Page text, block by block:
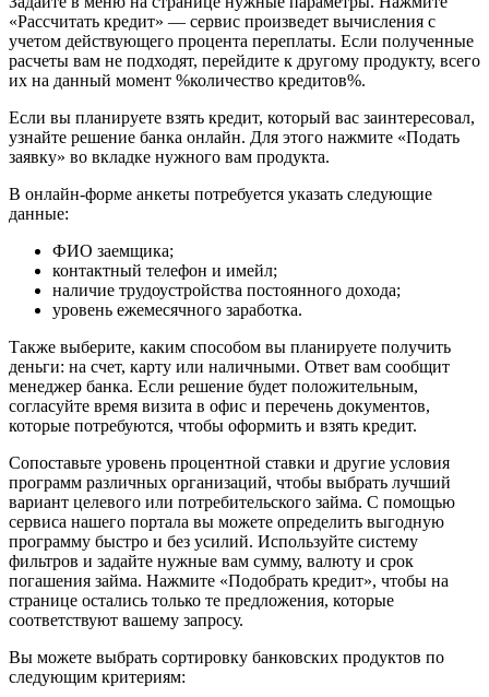
«Рассчитать кредит» — сервис произведет вычисления с
учетом действующего процента переплаты. Если полученные
расчеты вам не подходят, перейдите к другому продукту, всего
их на данный момент %количество кредитов%.
Если вы планируете взять кредит, который вас заинтересовал,
узнайте решение банка онлайн. Для этого нажмите «Подать
заявку» во вкладке нужного вам продукта.
В онлайн-форме анкеты потребуется указать следующие
данные:
ФИО заемщика;
контактный телефон и имейл;
наличие трудоустройства постоянного дохода;
уровень ежемесячного заработка.
Также выберите, каким способом вы планируете получить
деньги: на счет, карту или наличными. Ответ вам сообщит
менеджер банка. Если решение будет положительным,
согласуйте время визита в офис и перечень документов,
которые потребуются, чтобы оформить и взять кредит.
Сопоставьте уровень процентной ставки и другие условия
программ различных организаций, чтобы выбрать лучший
вариант целевого или потребительского займа. С помощью
сервиса нашего портала вы можете определить выгодную
программу быстро и без усилий. Используйте систему
фильтров и задайте нужные вам сумму, валюту и срок
погашения займа. Нажмите «Подобрать кредит», чтобы на
странице остались только те предложения, которые
соответствуют вашему запросу.
Вы можете выбрать сортировку банковских продуктов по
следующим критериям: